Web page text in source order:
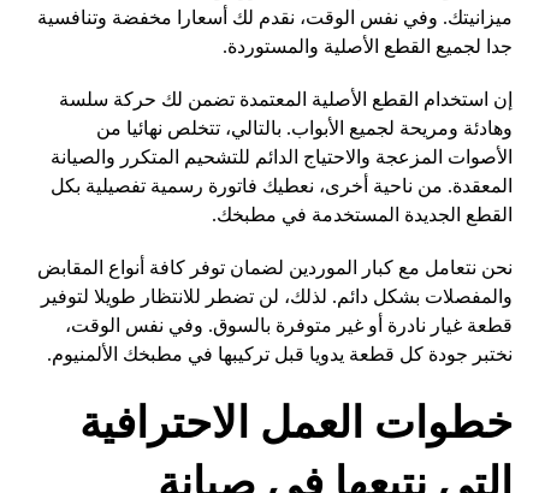
ميزانيتك. وفي نفس الوقت، نقدم لك أسعارا مخفضة وتنافسية
جدا لجميع القطع الأصلية والمستوردة.
إن استخدام القطع الأصلية المعتمدة تضمن لك حركة سلسة
وهادئة ومريحة لجميع الأبواب. بالتالي، تتخلص نهائيا من
الأصوات المزعجة والاحتياج الدائم للتشحيم المتكرر والصيانة
المعقدة. من ناحية أخرى، نعطيك فاتورة رسمية تفصيلية بكل
القطع الجديدة المستخدمة في مطبخك.
نحن نتعامل مع كبار الموردين لضمان توفر كافة أنواع المقابض
والمفصلات بشكل دائم. لذلك، لن تضطر للانتظار طويلا لتوفير
قطعة غيار نادرة أو غير متوفرة بالسوق. وفي نفس الوقت،
نختبر جودة كل قطعة يدويا قبل تركيبها في مطبخك الألمنيوم.
خطوات العمل الاحترافية
التي نتبعها في صيانة